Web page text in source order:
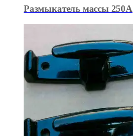
Размыкатель массы 250А